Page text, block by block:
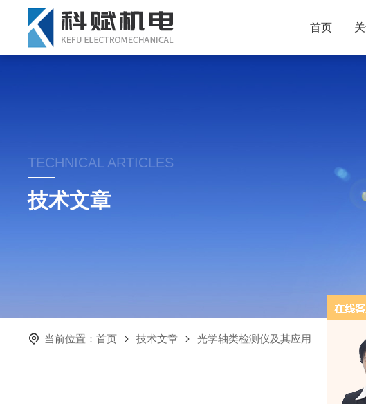
首页
TECHNICAL ARTICLES
技术文章
当前位置：首页 技术文章 光学轴类检测仪及其应用